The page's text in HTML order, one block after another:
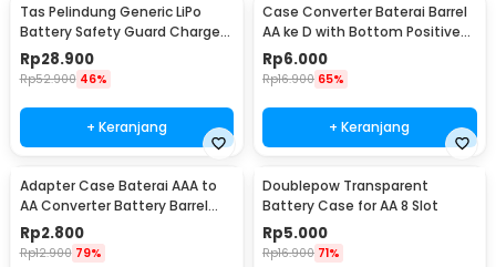
Tas Pelindung Generic LiPo
Battery Safety Guard Charge
Bag 22.5x29cm - AA401
Rp28.900
Rp52.900 46%
+ Keranjang
Case Converter Baterai Barrel
AA ke D with Bottom Positive
Electrod - SBC-010
Rp6.000
Rp16.900 65%
+ Keranjang
Adapter Case Baterai AAA to
AA Converter Battery Barrel
Plastik with Bottom Positive
Electrod - SBC-011
Rp2.800
Rp12.900 79%
Doublepow Transparent
Battery Case for AA 8 Slot
Rp5.000
Rp16.900 71%